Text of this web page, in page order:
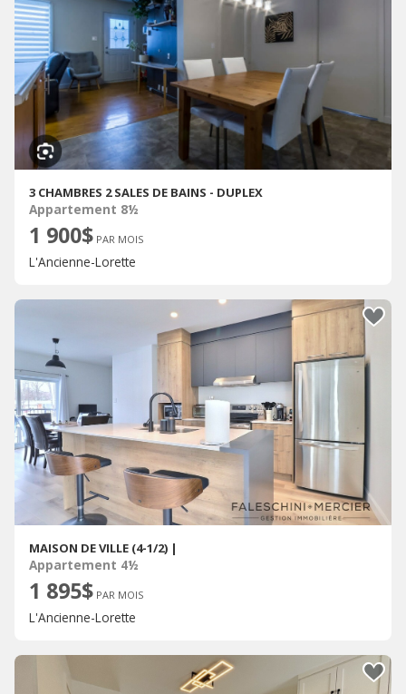
3 CHAMBRES 2 SALES DE BAINS - DUPLEX
Appartement 8½
1 900$ PAR MOIS
L'Ancienne-Lorette
MAISON DE VILLE (4-1/2) |
Appartement 4½
1 895$ PAR MOIS
L'Ancienne-Lorette